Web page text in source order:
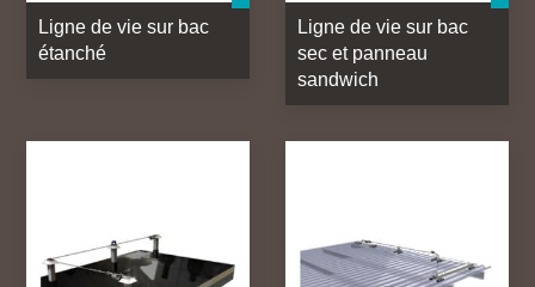
Ligne de vie sur bac
étanché
Ligne de vie sur bac
sec et panneau
sandwich